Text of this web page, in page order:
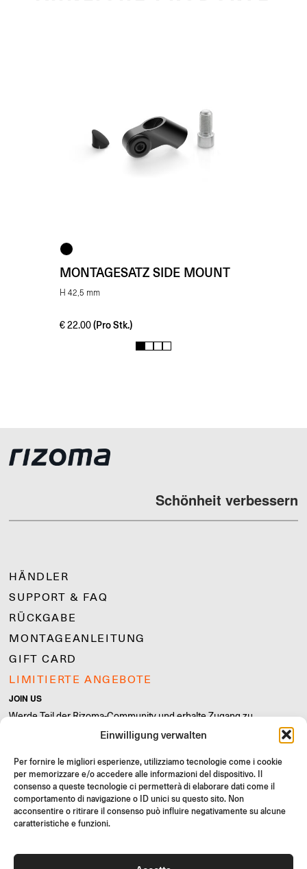
Einwilligung verwalten
Per fornire le migliori esperienze, utilizziamo tecnologie come i cookie
per memorizzare e/o accedere alle informazioni del dispositivo. Il
consenso a queste tecnologie ci permetterà di elaborare dati come il
comportamento di navigazione o ID unici su questo sito. Non
acconsentire o ritirare il consenso può influire negativamente su alcune
caratteristiche e funzioni.
MONTAGESATZ SIDE MOUNT
H 42,5 mm
€22.00 (Pro Stk.)
1 2 3 4
Schönheit verbessern
HÄNDLER
SUPPORT & FAQ
RÜCKGABE
MONTAGEANLEITUNG
GIFT CARD
LIMITIERTE ANGEBOTE
JOIN US
Werde Teil der Rizoma-Community und erhalte Zugang zu
exklusiven Inhalten und Sonderangeboten!
Registrieren
Cookie Policy
Datenschutzrichtlinie